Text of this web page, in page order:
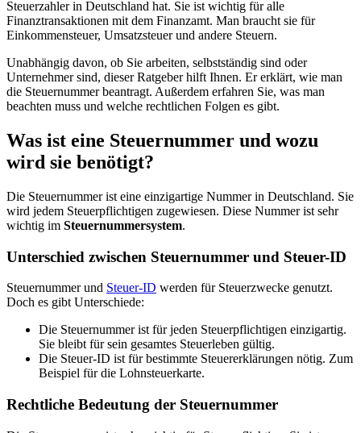
Steuerzahler in Deutschland hat. Sie ist wichtig für alle
Finanztransaktionen mit dem Finanzamt. Man braucht sie für
Einkommensteuer, Umsatzsteuer und andere Steuern.
Unabhängig davon, ob Sie arbeiten, selbstständig sind oder
Unternehmer sind, dieser Ratgeber hilft Ihnen. Er erklärt, wie man
die Steuernummer beantragt. Außerdem erfahren Sie, was man
beachten muss und welche rechtlichen Folgen es gibt.
Was ist eine Steuernummer und wozu
wird sie benötigt?
Die Steuernummer ist eine einzigartige Nummer in Deutschland. Sie
wird jedem Steuerpflichtigen zugewiesen. Diese Nummer ist sehr
wichtig im Steuernummersystem.
Unterschied zwischen Steuernummer und Steuer-ID
Steuernummer und Steuer-ID werden für Steuerzwecke genutzt.
Doch es gibt Unterschiede:
Die Steuernummer ist für jeden Steuerpflichtigen einzigartig.
Sie bleibt für sein gesamtes Steuerleben gültig.
Die Steuer-ID ist für bestimmte Steuererklärungen nötig. Zum
Beispiel für die Lohnsteuerkarte.
Rechtliche Bedeutung der Steuernummer